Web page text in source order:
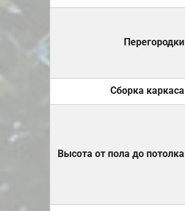
Перегородки
Сборка каркаса
Высота от пола до потолка